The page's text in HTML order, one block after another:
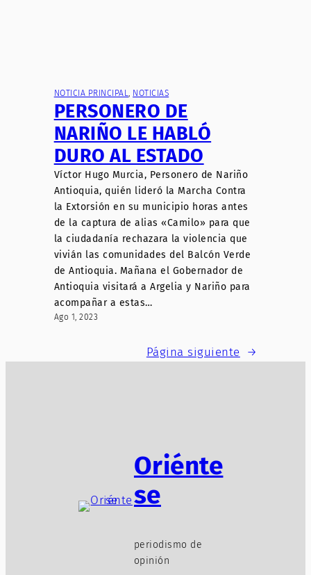
NOTICIA PRINCIPAL, NOTICIAS
PERSONERO DE
NARIÑO LE HABLÓ
DURO AL ESTADO
Víctor Hugo Murcia, Personero de Nariño
Antioquia, quién lideró la Marcha Contra
la Extorsión en su municipio horas antes
de la captura de alias «Camilo» para que
la ciudadanía rechazara la violencia que
vivián las comunidades del Balcón Verde
de Antioquia. Mañana el Gobernador de
Antioquia visitará a Argelia y Nariño para
acompañar a estas…
Ago 1, 2023
Página siguiente →
Oriénte
se
periodismo de
opinión